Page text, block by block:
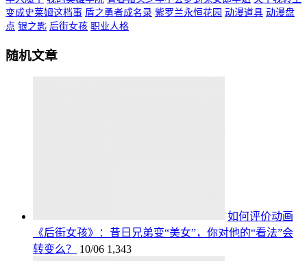
变成史莱姆这档事 盾之勇者成名录 紫罗兰永恒花园 动漫道具 动漫盘
点 银之匙 后街女孩 职业人格
随机文章
如何评价动画
《后街女孩》：昔日兄弟变“美女”，你对他的“看法”会
转变么？
10/06 1,343